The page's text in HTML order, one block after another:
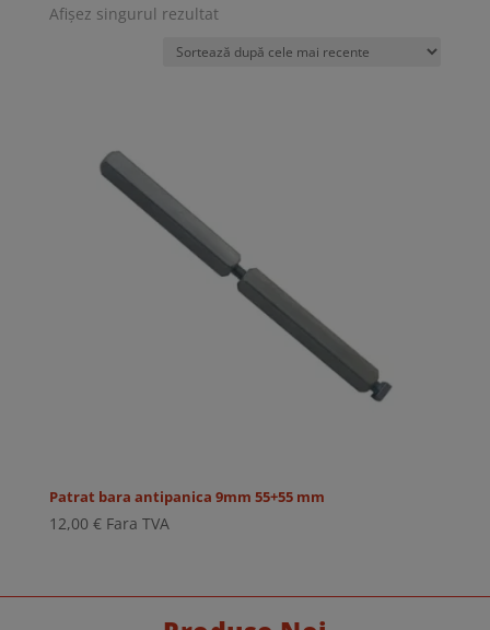
Afișez singurul rezultat
Patrat bara antipanica 9mm 55+55 mm
12,00 € Fara TVA